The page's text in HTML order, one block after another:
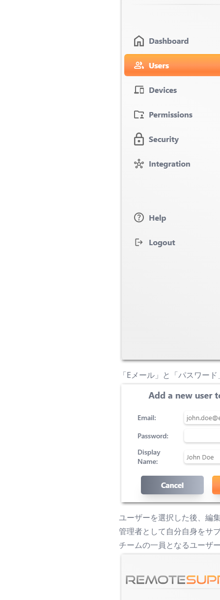
「Eメール」と「パスワー
ユーザーを選択した後、編
管理者として自分自身をサ
チームの一員となるユーザ